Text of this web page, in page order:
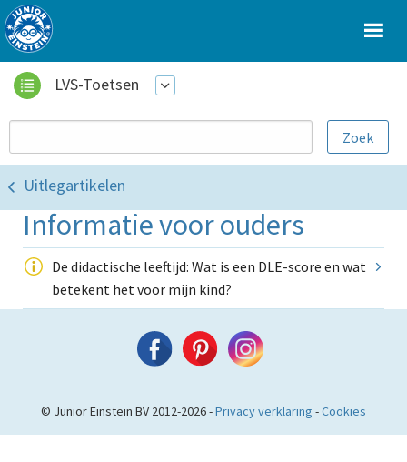
LVS-Toetsen
Uitlegartikelen
Informatie voor ouders
De didactische leeftijd: Wat is een DLE-score en wat
betekent het voor mijn kind?
© Junior Einstein BV 2012-2026 -Privacy verklaring -Cookies